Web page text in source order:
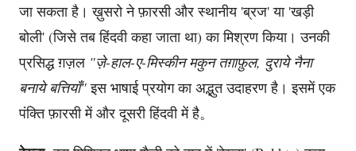
जा सकता है। ख़ुसरो ने फ़ारसी और स्थानीय 'ब्रज' या 'खड़ी
बोली' (जिसे तब हिंदवी कहा जाता था) का मिश्रण किया। उनकी
प्रसिद्ध ग़ज़ल "ज़े-हाल-ए-मिस्कीन मकुन तग़ाफ़ुल, दुराये नैना
बनाये बत्तियाँ"इस भाषाई प्रयोग का अद्भुत उदाहरण है। इसमें एक
पंक्ति फ़ारसी में और दूसरी हिंदवी में है。